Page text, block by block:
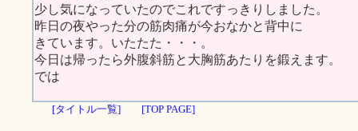
少し気になっていたのでこれですっきりしました。
昨日の夜やった分の筋肉痛が今おなかと背中に
きています。いたたた・・・。
今日は帰ったら外腹斜筋と大胸筋あたりを鍛えます。
では
[タイトル一覧] [TOP PAGE]